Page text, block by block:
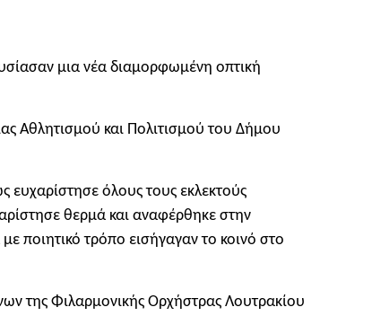
μια νέα διαμορφωμένη οπτική
Αθλητισμού και Πολιτισμού του Δήμου
όλους τους εκλεκτούς
θερμά και αναφέρθηκε στην
ποιητικό τρόπο εισήγαγαν το κοινό στο
της Φιλαρμονικής Ορχήστρας Λουτρακίου